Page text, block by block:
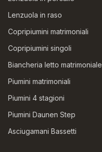
Lenzuola in raso
Copripiumini matrimoniali
Copripiumini singoli
Biancheria letto matrimoniale
Piumini matrimoniali
Piumini 4 stagioni
Piumini Daunen Step
Asciugamani Bassetti